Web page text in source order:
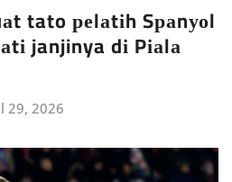
tato реlаtіh Sраnуоl
janjinya dі Pіаlа
29, 2026